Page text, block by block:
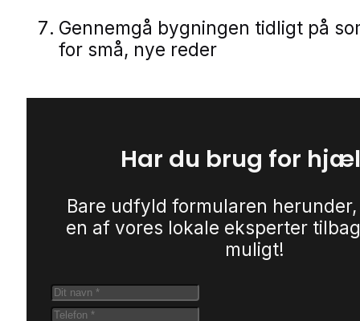
Gennemgå bygningen tidligt på
for små, nye reder
Har du brug for
Bare udfyld formularen
en af vores lokale eksperter
muligt!